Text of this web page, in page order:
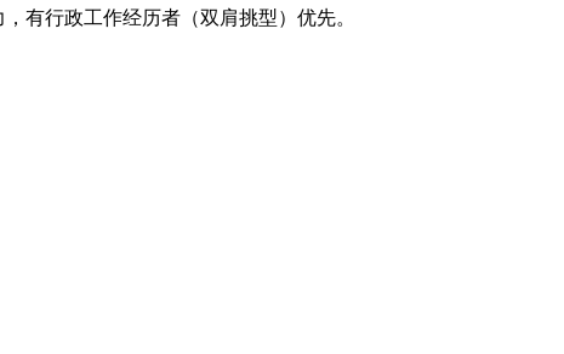
有行政工作经历者（双肩挑型）优先。